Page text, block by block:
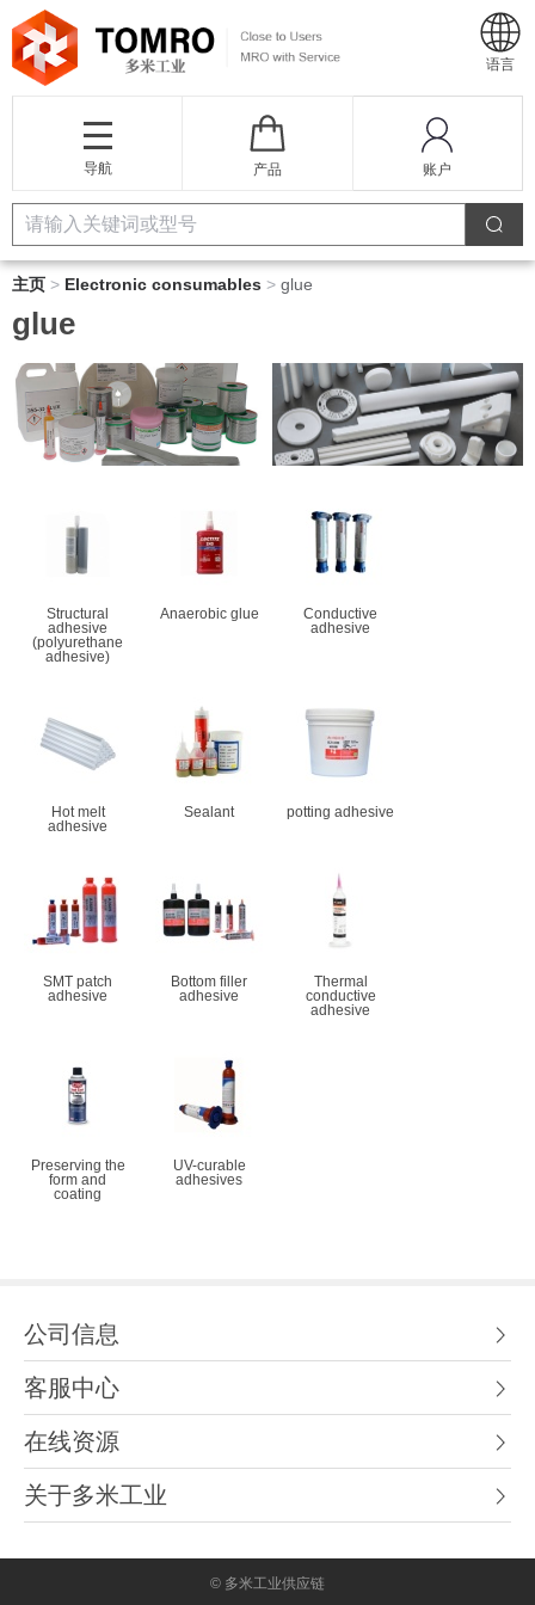
语言
导航 产品 账户
主页 > Electronic consumables > glue
glue
Structural
adhesive
(polyurethane
adhesive)
Anaerobic glue
Conductive
adhesive
Hot melt
adhesive
Sealant potting adhesive
SMT patch
adhesive
Bottom filler
adhesive
Thermal
conductive
adhesive
Preserving the
form and
coating
UV-curable
adhesives
公司信息
客服中心
在线资源
关于多米工业
© 多米工业供应链